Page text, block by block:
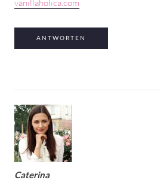
vanillaholica.com
ANTWORTEN
Caterina